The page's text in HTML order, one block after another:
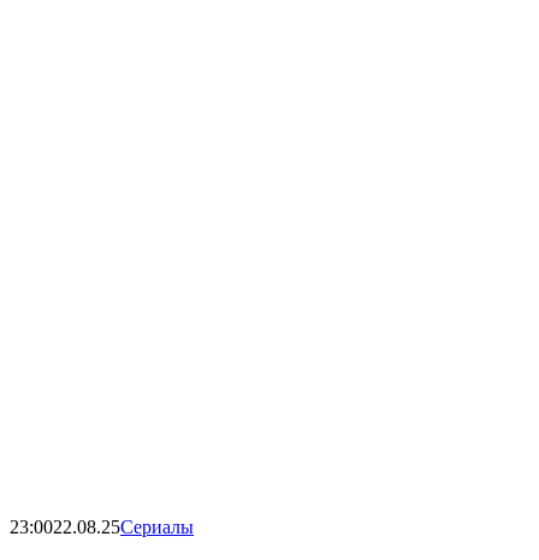
23:0022.08.25Сериалы